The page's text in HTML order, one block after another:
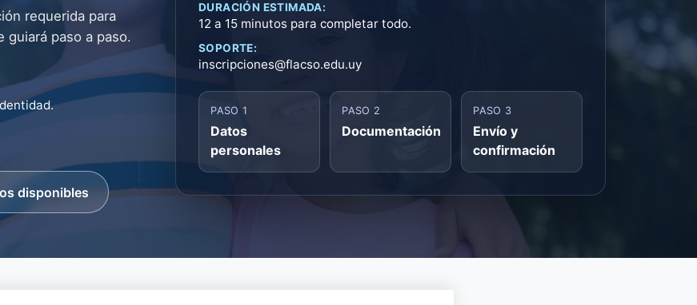
requerida para
guiará paso a paso.
disponibles
DURACIÓN ESTIMADA:
12 a 15 minutos para completar todo.
SOPORTE:
inscripciones@flacso.edu.uy
PASO 1
Datos
personales
PASO 2
Documentación
PASO 3
Envío y
confirmación